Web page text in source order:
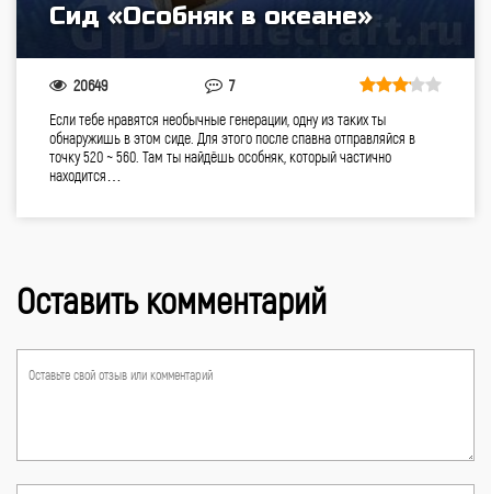
Сид «Особняк в океане»
20649 7
Если тебе нравятся необычные генерации, одну из таких ты
обнаружишь в этом сиде. Для этого после спавна отправляйся в
точку 520 ~ 560. Там ты найдёшь особняк, который частично
находится…
Оставить комментарий